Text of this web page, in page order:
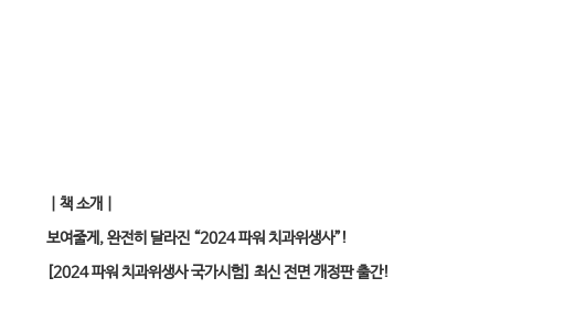
｜책 소개｜
보여줄게, 완전히 달라진 “2024 파워 치과위생사”!
[2024 파워 치과위생사 국가시험] 최신 전면 개정판 출간!